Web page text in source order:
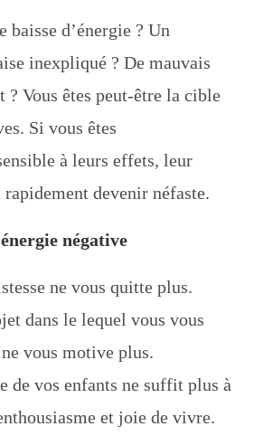
baisse d’énergie ? Un
inexpliqué ? De mauvais
? Vous êtes peut-être la cible
Si vous êtes
à leurs effets, leur
devenir néfaste.
négative
ne vous quitte plus.
dans le lequel vous vous
vous motive plus.
de vos enfants ne suffit plus à
et joie de vivre.